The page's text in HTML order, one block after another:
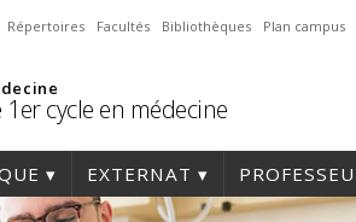
Répertoires Facultés Bibliothèques Plan campus
cycle en médecine
EXTERNAT